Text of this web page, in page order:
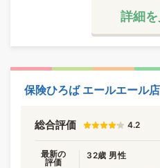
詳細
保険ひろば エールエール店
総合評価 4.2
最新の
評価
32歳 男性